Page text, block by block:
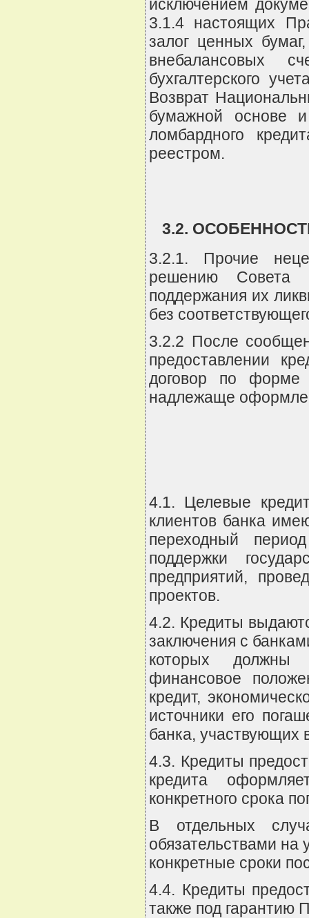
исключением
3.1.4 настоящих
залог ценных
внебалансовых
бухгалтерского
Возврат
бумажной основе
ломбардного
реестром.
3.2.
3.2.1. Прочие
решению Совета
поддержания их
без
3.2.2 После
предоставлении
договор по форме
надлежаще
4.1. Целевые
клиентов банка
переходный
поддержки
предприятий,
проектов.
4.2. Кредиты
заключения с
которых должны
финансовое
кредит,
источники его
банка, участвующих
4.3. Кредиты
кредита
конкретного срока
В отдельных
обязательствами
конкретные сроки
4.4. Кредиты
также под гарантию